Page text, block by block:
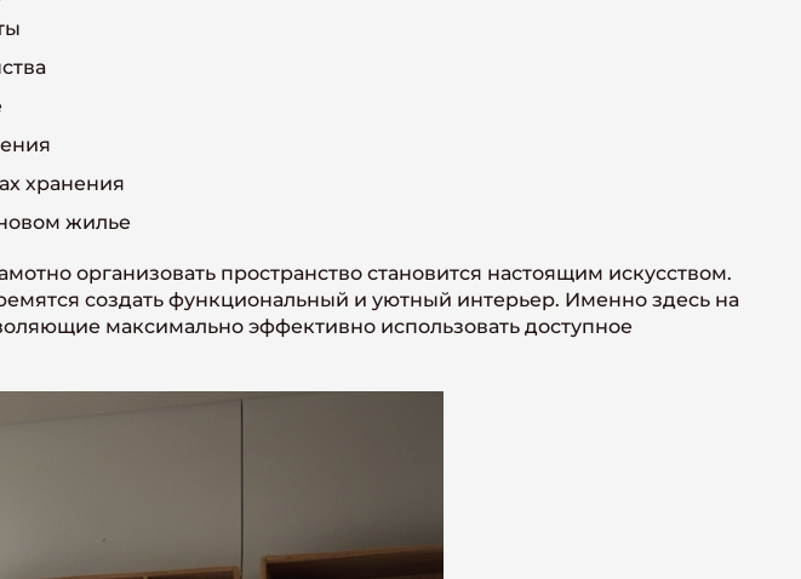
хранения
жилье
организовать пространство становится настоящим искусством.
создать функциональный и уютный интерьер. Именно здесь на
максимально эффективно использовать доступное